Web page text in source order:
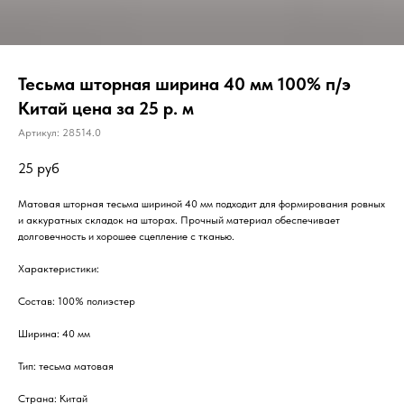
Тесьма шторная ширина 40 мм 100% п/э
Китай цена за 25 р. м
Артикул: 28514.0
25 руб
Матовая шторная тесьма шириной 40 мм подходит для формирования ровных
и аккуратных складок на шторах. Прочный материал обеспечивает
долговечность и хорошее сцепление с тканью.
Характеристики:
Состав: 100% полиэстер
Ширина: 40 мм
Тип: тесьма матовая
Страна: Китай